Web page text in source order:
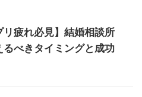
リ疲れ必見】結婚相談所
るべきタイミングと成功